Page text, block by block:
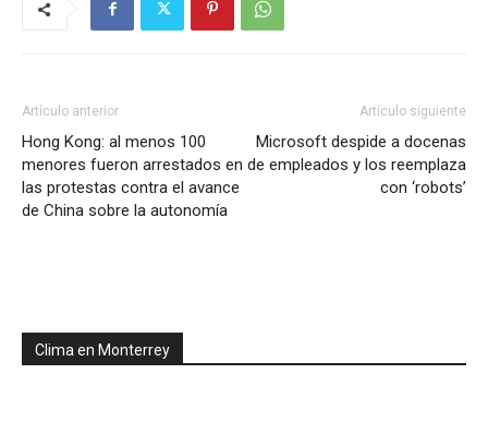
Artículo anterior
Hong Kong: al menos 100
menores fueron arrestados en
las protestas contra el avance
de China sobre la autonomía
Artículo siguiente
Microsoft despide a docenas
de empleados y los reemplaza
con ‘robots’
Clima en Monterrey